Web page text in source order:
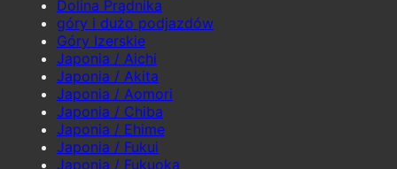
Dolina Prądnika
góry i dużo podjazdów
Góry Izerskie
Japonia / Aichi
Japonia / Akita
Japonia / Aomori
Japonia / Chiba
Japonia / Ehime
Japonia / Fukui
Japonia / Fukuoka